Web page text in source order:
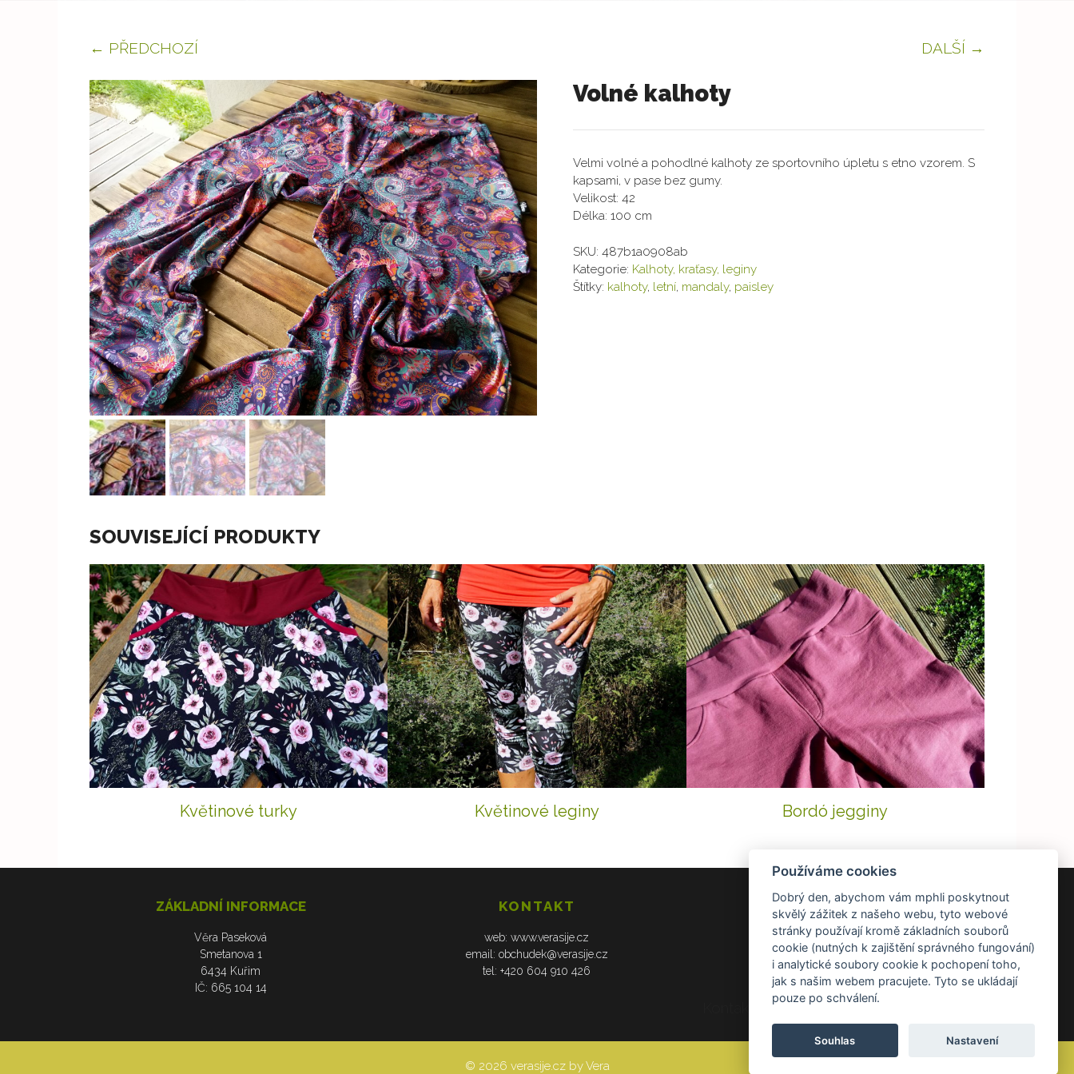
← PŘEDCHOZÍ DALŠÍ →
Volné kalhoty
Velmi volné a pohodlné kalhoty ze sportovního úpletu s etno vzorem. S
kapsami, v pase bez gumy.
Velikost: 42
Délka: 100 cm
SKU: 487b1a0908ab
Kategorie: Kalhoty, kraťasy, leginy
Štítky: kalhoty, letní, mandaly, paisley
SOUVISEJÍCÍ PRODUKTY
Květinové turky Květinové leginy Bordó jegginy
ZÁKLADNÍ INFORMACE
Věra Paseková
Smetanova 1
6434 Kuřim
IČ: 665 104 14
KONTAKT
web: www.verasije.cz
email: obchudek@verasije.cz
tel: +420 604 910 426
DOKUMENTY
Všeobecné obchodní podmínky
Zásady ochrany osobních údajů
Reklamace a vrácení zboží
Kontakt Kontakt
© 2026 verasije.cz by Vera
Používáme cookies
Dobrý den, abychom vám mphli poskytnout
skvělý zážitek z našeho webu, tyto webové
stránky používají kromě základních souborů
cookie (nutných k zajištění správného fungování)
i analytické soubory cookie k pochopení toho,
jak s našim webem pracujete. Tyto se ukládají
pouze po schválení.
Souhlas Nastavení